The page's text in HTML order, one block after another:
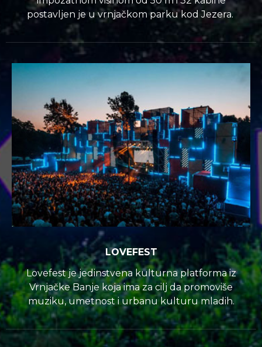
postavljen je u vrnjačkom parku kod Jezera.
LOVEFEST
Lovefest je jedinstvena kulturna platforma iz
Vrnjačke Banje koja ima za cilj da promoviše
muziku, umetnost i urbanu kulturu mladih.